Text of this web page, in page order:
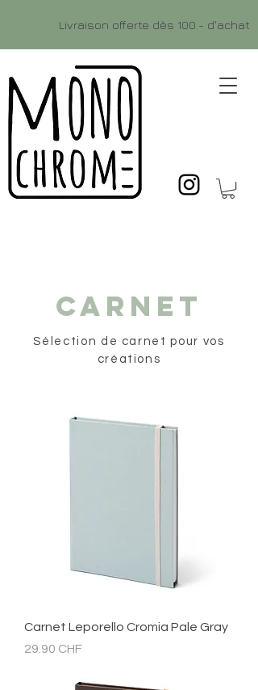
Livraison offerte dès 100.- d'achat
CARNET
Sélection de carnet pour vos
créations
Carnet Leporello Cromia Pale Gray
Prix
29.90 CHF